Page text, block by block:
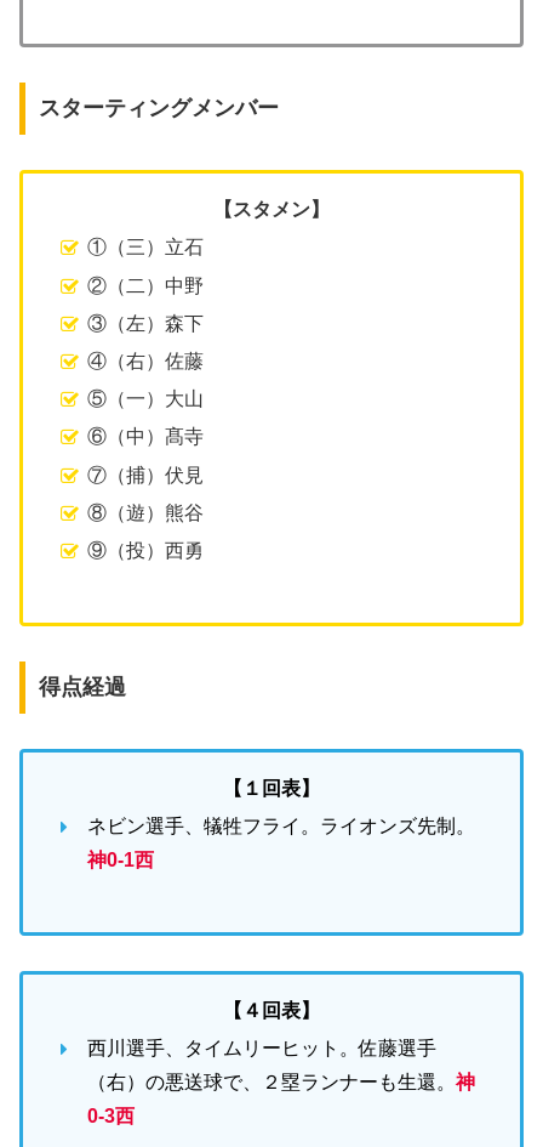
スターティングメンバー
【スタメン】
①（三）立石
②（二）中野
③（左）森下
④（右）佐藤
⑤（一）大山
⑥（中）髙寺
⑦（捕）伏見
⑧（遊）熊谷
⑨（投）西勇
得点経過
【１回表】
ネビン選手、犠牲フライ。ライオンズ先制。
神0-1西
【４回表】
西川選手、タイムリーヒット。佐藤選手
（右）の悪送球で、２塁ランナーも生還。神
0-3西